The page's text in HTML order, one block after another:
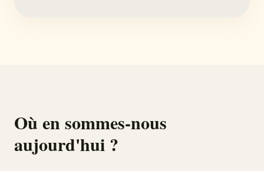
Où en sommes-nous
aujourd'hui ?